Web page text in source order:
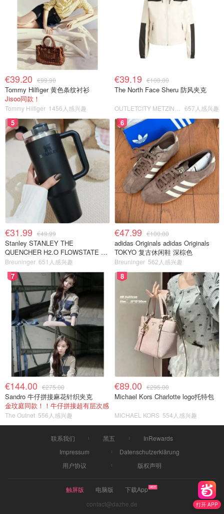
打开 APP
€39.20 €99.90
Tommy Hilfiger 黄色条纹衬衫
Jisoo同款！
Tommy Hilfiger 1456人感兴趣
€39.19 €100.00
The North Face Sheru 防风夹克
657人感兴趣
5
€31.99 €49.99
Stanley STANLEY THE
QUENCHER H2.O FLOWSTATE 保
温杯 1.18L 黑色
Breuninger 651人感兴趣
6
€47.99 €100.00
adidas Originals adidas Originals
TOKYO 复古休闲鞋 深棕色
Breuninger 562人感兴趣
7
€144.00 €275.00
Sandro 牛仔拼接麻花针织夹克
金玟庭同款！！牛仔拼接超有层次感
The Outnet 556人感兴趣
8
€89.00 €295.00
Michael Kors Charlotte logo托特包
MICHAEL KORS 554人感兴趣
联系我们 黑五
InRewards
Impressum
Datenschutzerklärung
用户协议
版权声明
触屏版 电脑版
下载App
contact@dazhe.de